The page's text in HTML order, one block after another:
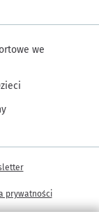
we
prywatności